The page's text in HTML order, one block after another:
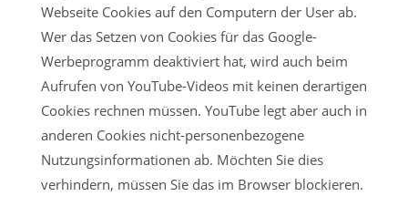
Webseite Cookies auf den Computern der User ab.
Wer das Setzen von Cookies für das Google-
Werbeprogramm deaktiviert hat, wird auch beim
Aufrufen von YouTube-Videos mit keinen derartigen
Cookies rechnen müssen. YouTube legt aber auch in
anderen Cookies nicht-personenbezogene
Nutzungsinformationen ab. Möchten Sie dies
verhindern, müssen Sie das im Browser blockieren.